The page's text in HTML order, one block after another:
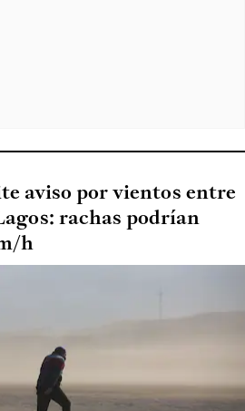
aviso por vientos entre
rachas podrían
h